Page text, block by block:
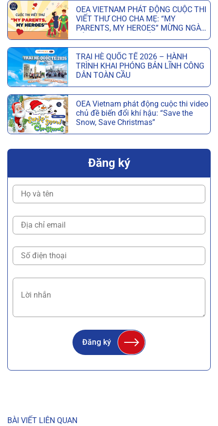
OEA VIETNAM PHÁT ĐỘNG CUỘC THI
VIẾT THƯ CHO CHA MẸ: “MY
PARENTS, MY HEROES” MỪNG NGÀY
TRẠI HÈ QUỐC TẾ 2026 – HÀNH
TRÌNH KHAI PHÓNG BẢN LĨNH CÔNG
DÂN TOÀN CẦU
OEA Vietnam phát động cuộc thi video
chủ đề biến đổi khí hậu: “Save the
Snow, Save Christmas”
Đăng ký
Đăng ký
BÀI VIẾT LIÊN QUAN